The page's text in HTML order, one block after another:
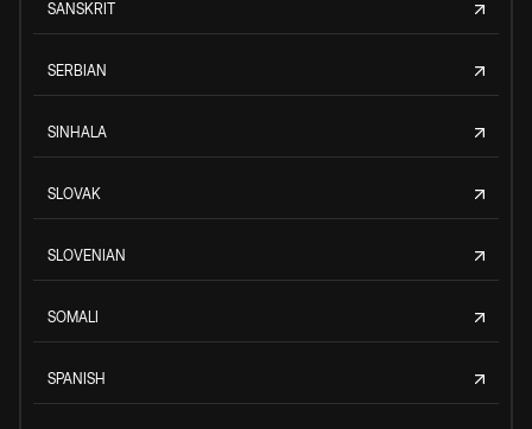
SANSKRIT
SERBIAN
SINHALA
SLOVAK
SLOVENIAN
SOMALI
SPANISH